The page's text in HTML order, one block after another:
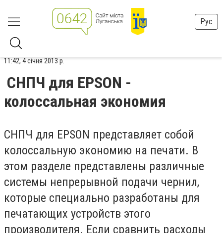
Рус
11:42, 4 січня 2013 р.
СНПЧ для EPSON -
колоссальная экономия
СНПЧ для EPSON представляет собой
колоссальную экономию на печати. В
этом разделе представлены различные
системы непрерывной подачи чернил,
которые специально разработаны для
печатающих устройств этого
производителя. Если сравнить расходы